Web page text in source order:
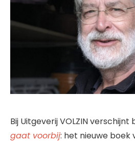
Bij Uitgeverij VOLZIN
gaat voorbij: het nieuwe boek